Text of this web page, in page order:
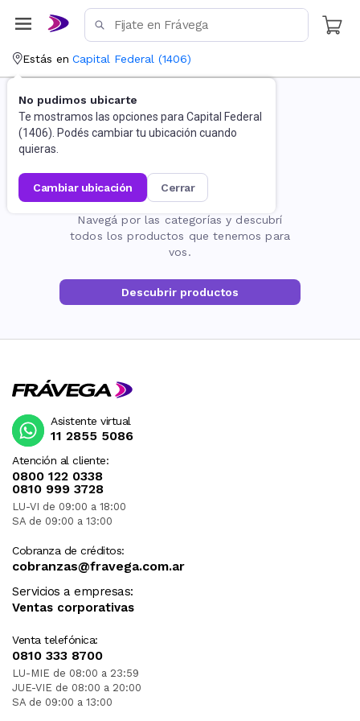
Estás en Capital Federal (1406)
No pudimos ubicarte
Te mostramos las opciones para Capital Federal
(1406). Podés cambiar tu ubicación cuando
quieras.
cambiar ubicación cerrar
La página no existe
Navegá por las categorías y descubrí
todos los productos que tenemos para
vos.
Descubrir productos
Atención al cliente:
0800 122 0338
0810 999 3728
LU-VI de 09:00 a 18:00
SA de 09:00 a 13:00
Cobranza de créditos:
cobranzas@fravega.com.ar
Servicios a empresas:
Ventas corporativas
Venta telefónica:
0810 333 8700
LU-MIE de 08:00 a 23:59
JUE-VIE de 08:00 a 20:00
SA de 09:00 a 13:00
Asistente virtual
11 2855 5086